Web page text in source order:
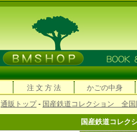
注 文 方 法 かごの中身
通販トップ- 国産鉄道コレクション 全国
国産鉄道コレ